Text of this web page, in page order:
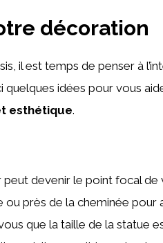
décoration
il est temps de penser à
idées pour vous
esthétique.
peut devenir le point focal de
ou près de la cheminée pour
que la taille de la statue